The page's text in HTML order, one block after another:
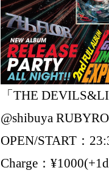
「THE
@shibuya
OPEN/START：
Charge：